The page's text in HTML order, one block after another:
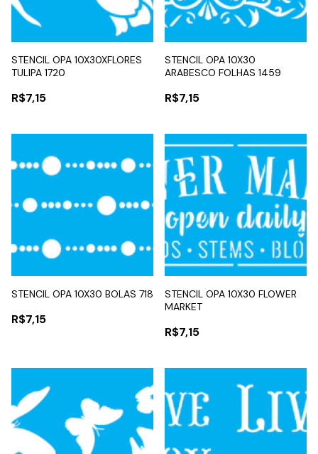
STENCIL OPA 10X30XFLORES
TULIPA 1720
R$7,15
STENCIL OPA 10X30
ARABESCO FOLHAS 1459
R$7,15
STENCIL OPA 10X30 BOLAS 718
R$7,15
STENCIL OPA 10X30 FLOWER
MARKET
R$7,15